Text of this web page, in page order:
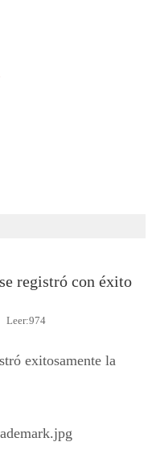
registró con éxito
Leer:974
exitosamente la